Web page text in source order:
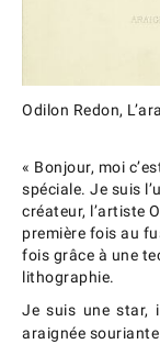
Odilon Redon,
« Bonjour, moi
spéciale. Je suis
créateur, l’artiste
première fois au
fois grâce à une
lithographie.
Je suis une star,
araignée souriante